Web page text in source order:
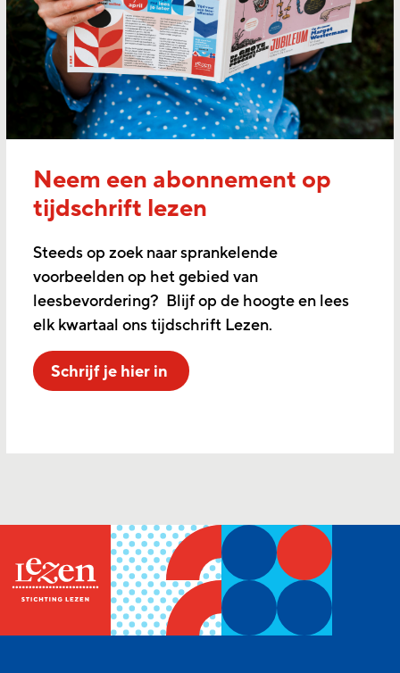
Neem een abonnement op
tijdschrift lezen
Steeds op zoek naar sprankelende
voorbeelden op het gebied van
leesbevordering? Blijf op de hoogte en lees
elk kwartaal ons tijdschrift Lezen.
Schrijf je hier in